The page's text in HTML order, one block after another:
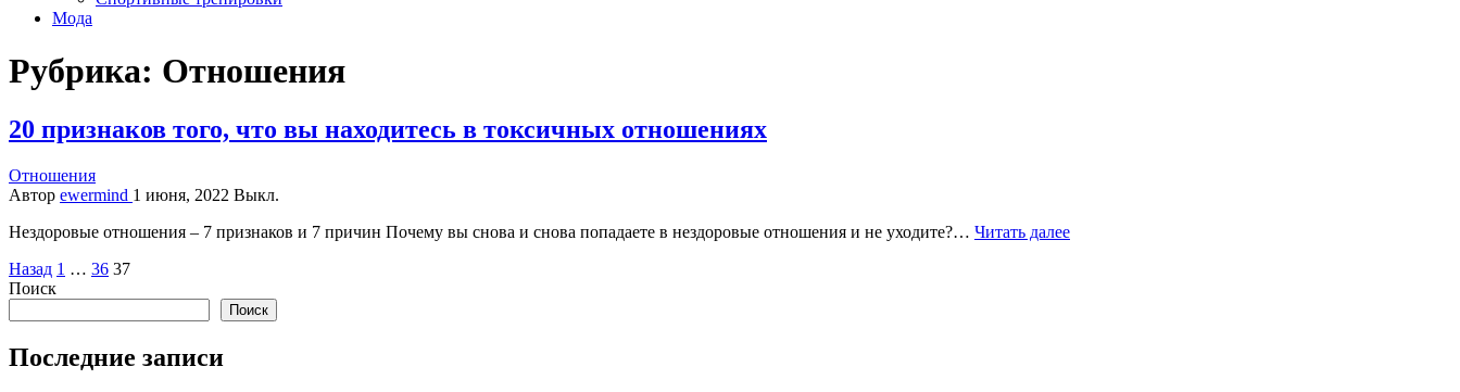
Мода
Рубрика: Отношения
20 признаков того, что вы находитесь в токсичных отношениях
Отношения
Автор ewermind 1 июня, 2022 Выкл.
Нездоровые отношения – 7 признаков и 7 причин Почему вы снова и снова попадаете в нездоровые отношения и не уходите?… Читать далее
Пагинация
записей
Назад 1 … 36 37
Поиск
Поиск
Последние записи